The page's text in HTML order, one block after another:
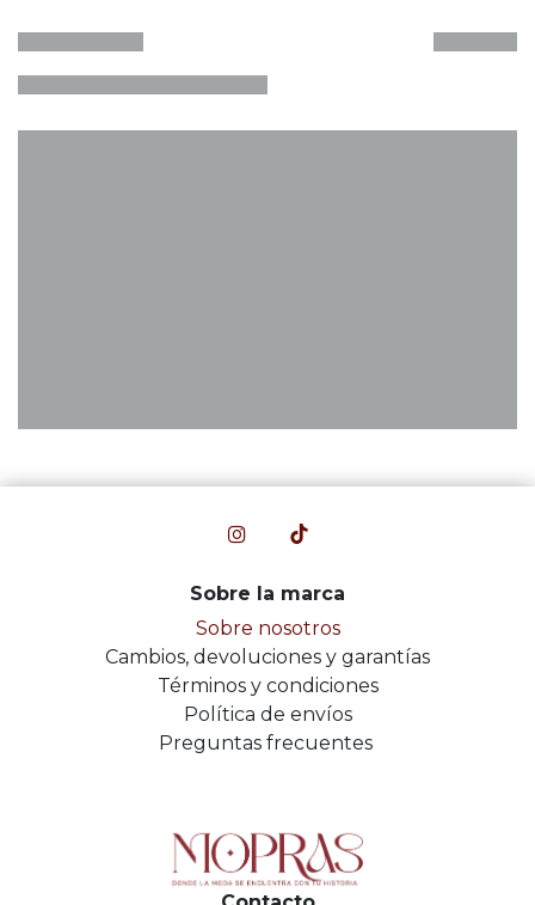
Sobre la marca
Sobre nosotros
Cambios, devoluciones y garantías
Términos y condiciones
Política de envíos
Preguntas frecuentes